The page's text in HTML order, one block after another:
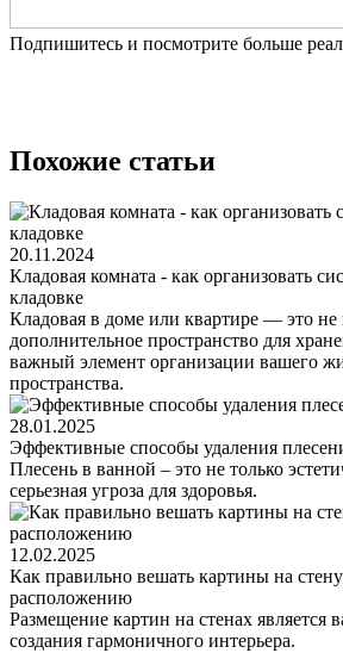
Подпишитесь и посмотрите больше
Похожие статьи
20.11.2024
Кладовая комната - как организовать
кладовке
Кладовая в доме или квартире — это не
дополнительное пространство для
важный элемент организации вашего
пространства.
28.01.2025
Эффективные способы удаления
Плесень в ванной – это не только
серьезная угроза для здоровья.
12.02.2025
Как правильно вешать картины на
расположению
Размещение картин на стенах является
создания гармоничного интерьера.